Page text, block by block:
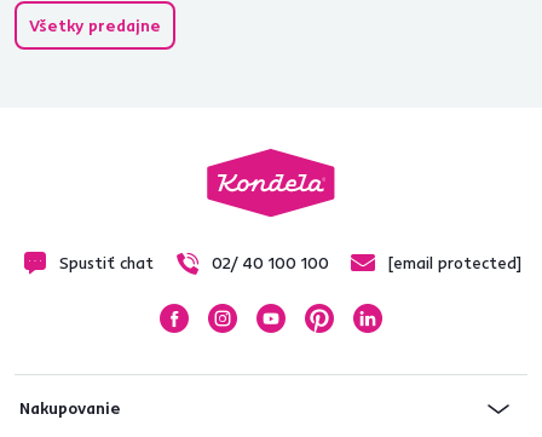
Všetky predajne
Spustiť chat 02/ 40 100 100 [email protected]
Nakupovanie